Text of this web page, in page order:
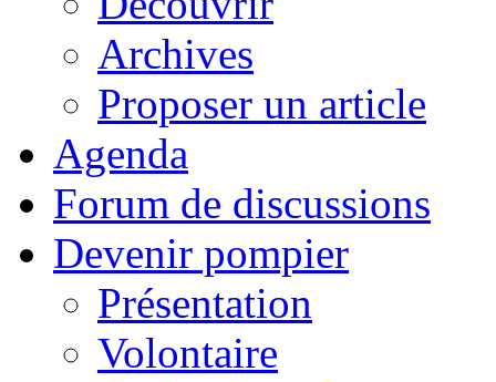
Archives
Proposer un article
Agenda
Forum de discussions
Devenir pompier
Présentation
Volontaire